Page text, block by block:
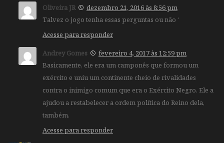
Oliveira JR
dezembro 21, 2016 às 8:56 pm
Talvez o jogo tenha essas perguntas ou não ‘
Acesse para responder
Andrey Gomes
fevereiro 4, 2017 às 12:59 pm
Basicamente, ele era um camponês que formou um
exército e uniu um continente cheio de rivalidades
contra o inimigo comum que era o Exército Negro. Ele a
ajudou a restabelecer a ordem política do Reino dela,
também.
Acesse para responder